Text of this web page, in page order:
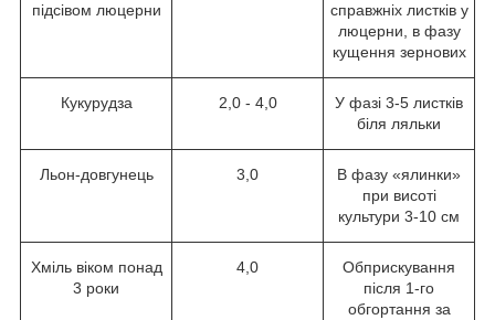
підсівом люцерни
справжніх листків у
люцерни, в фазу
кущення зернових
Кукурудза 2,0 - 4,0
У фазі 3-5 листків
біля ляльки
Льон-довгунець 3,0
В фазу «ялинки»
при висоті
культури 3-10 см
Хміль віком понад
3 роки
4,0
Обприскування
після 1-го
обгортання за